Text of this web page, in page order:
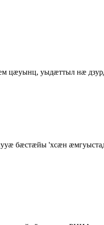
цæуынц, уыдæттыл нæ
бӕстӕйы 'хсӕн